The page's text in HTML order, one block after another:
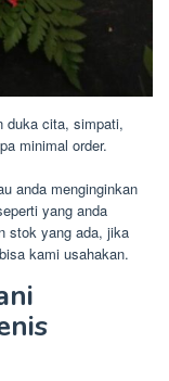
duka cita, simpati,
minimal order.
anda menginginkan
yang anda
stok yang ada, jika
kami usahakan.